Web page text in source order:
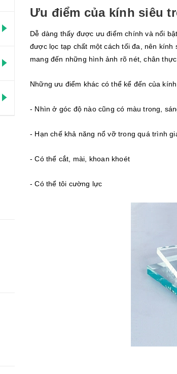
Ưu điểm của kính siêu
Dễ dàng thấy được ưu điểm chính và nổi
được lọc tạp chất một cách tối đa, nên kính
mang đến những hình ảnh rõ nét, chân thực
Những ưu điểm khác có thể kể đến của
- Nhìn ở góc độ nào cũng có màu trong,
- Hạn chế khả năng nổ vỡ trong quá trình
- Có thể cắt, mài, khoan khoét
- Có thể tôi cường lực